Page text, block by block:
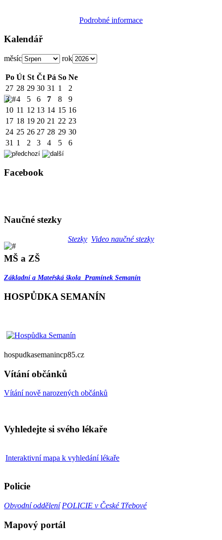
Podrobné informace
Kalendář
měsíc rok
Po Út St Čt Pá So Ne
27 28 29 30 31 1
2
3
4 5 6 7 8
9
10 11 12 13 14 15 16
17 18 19 20 21 22 23
24 25 26 27 28 29 30
31 1 2 3 4 5 6
Facebook
Naučné stezky
Stezky Video naučné stezky
MŠ a ZŠ
Základní a Mateřská škola Pramínek Semanín
HOSPŮDKA SEMANÍN
hospudkasemanincp85.cz
Vítání občánků
Vítání nově narozených občánků
Vyhledejte si svého lékaře
Interaktivní mapa k vyhledání lékaře
Policie
Obvodní oddělení POLICIE v České Třebové
Mapový portál